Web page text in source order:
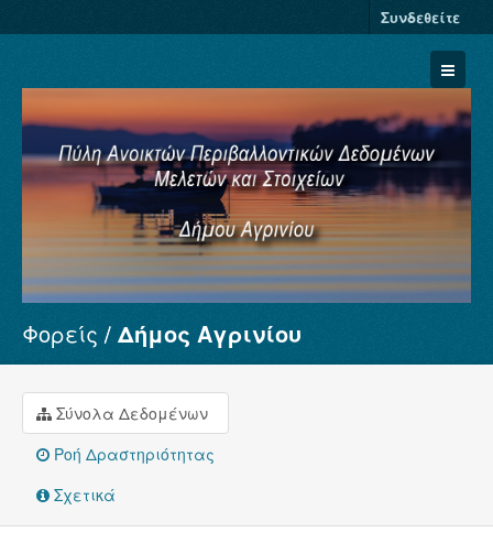
Συνδεθείτε
Σύνολα Δεδομένων
Φορείς
Ομάδες
Σχετικά
Φορείς Δήμος Αγρινίου
Σύνολα Δεδομένων
Ροή Δραστηριότητας
Σχετικά